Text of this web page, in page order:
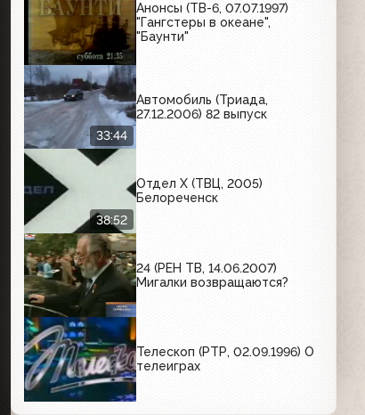
Анонсы (ТВ-6, 07.07.1997)
"Гангстеры в океане",
"Баунти"
33:44
Автомобиль (Триада,
27.12.2006) 82 выпуск
38:52
Отдел X (ТВЦ, 2005)
Белореченск
24 (РЕН ТВ, 14.06.2007)
Мигалки возвращаются?
Телескоп (РТР, 02.09.1996) О
телеиграх